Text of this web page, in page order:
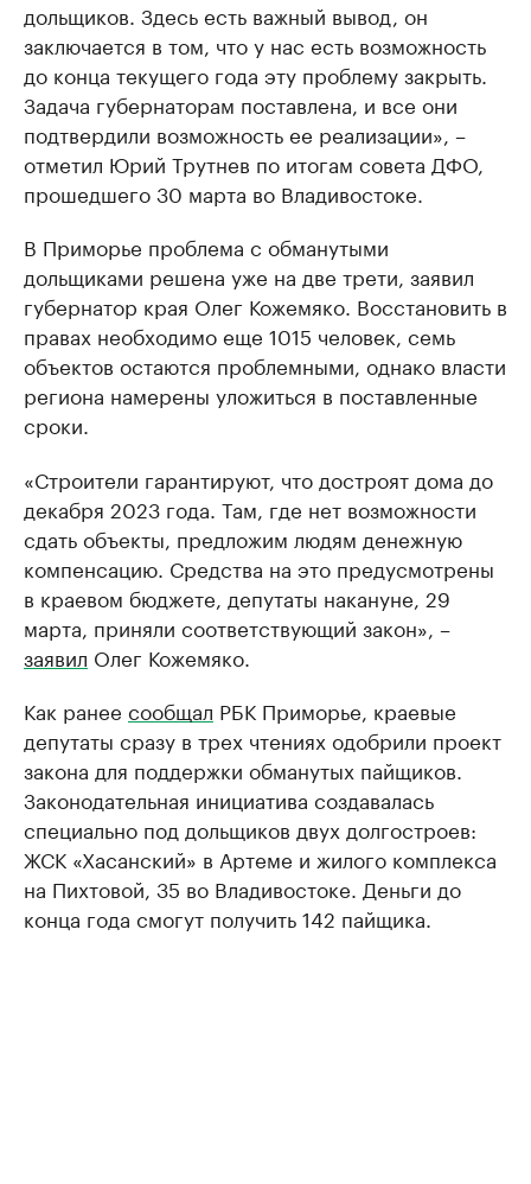
дольщиков. Здесь есть важный вывод, он
заключается в том, что у нас есть возможность
до конца текущего года эту проблему закрыть.
Задача губернаторам поставлена, и все они
подтвердили возможность ее реализации», –
отметил Юрий Трутнев по итогам совета ДФО,
прошедшего 30 марта во Владивостоке.
В Приморье проблема с обманутыми
дольщиками решена уже на две трети, заявил
губернатор края Олег Кожемяко. Восстановить в
правах необходимо еще 1015 человек, семь
объектов остаются проблемными, однако власти
региона намерены уложиться в поставленные
сроки.
«Строители гарантируют, что достроят дома до
декабря 2023 года. Там, где нет возможности
сдать объекты, предложим людям денежную
компенсацию. Средства на это предусмотрены
в краевом бюджете, депутаты накануне, 29
марта, приняли соответствующий закон», –
заявил Олег Кожемяко.
Как ранее сообщал РБК Приморье, краевые
депутаты сразу в трех чтениях одобрили проект
закона для поддержки обманутых пайщиков.
Законодательная инициатива создавалась
специально под дольщиков двух долгостроев:
ЖСК «Хасанский» в Артеме и жилого комплекса
на Пихтовой, 35 во Владивостоке. Деньги до
конца года смогут получить 142 пайщика.